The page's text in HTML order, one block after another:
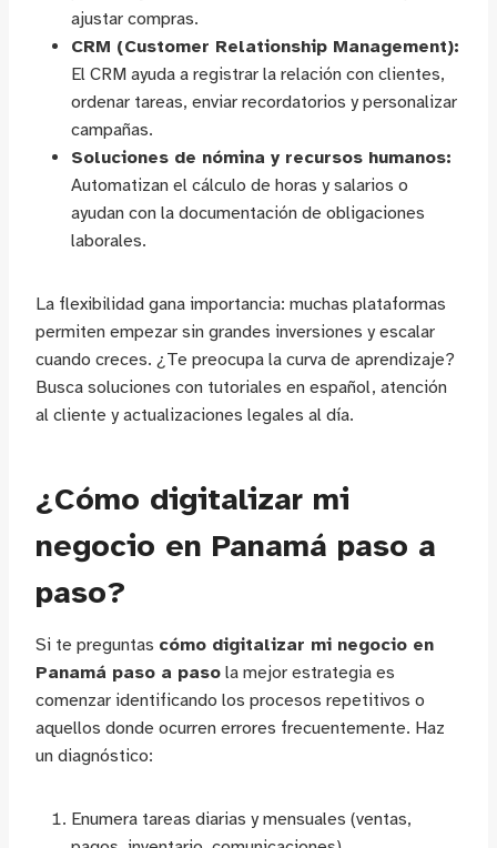
ajustar compras.
CRM (Customer Relationship Management):
El CRM ayuda a registrar la relación con clientes,
ordenar tareas, enviar recordatorios y personalizar
campañas.
Soluciones de nómina y recursos humanos:
Automatizan el cálculo de horas y salarios o
ayudan con la documentación de obligaciones
laborales.
La flexibilidad gana importancia: muchas plataformas
permiten empezar sin grandes inversiones y escalar
cuando creces. ¿Te preocupa la curva de aprendizaje?
Busca soluciones con tutoriales en español, atención
al cliente y actualizaciones legales al día.
¿Cómo digitalizar mi
negocio en Panamá paso a
paso?
Si te preguntas cómo digitalizar mi negocio en
Panamá paso a paso la mejor estrategia es
comenzar identificando los procesos repetitivos o
aquellos donde ocurren errores frecuentemente. Haz
un diagnóstico:
Enumera tareas diarias y mensuales (ventas,